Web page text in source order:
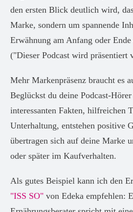
den ersten Blick deutlich wird,
Marke, sondern um spannende
Erwähnung am Anfang oder Ende
("Dieser Podcast wird
Mehr Markenpräsenz braucht es
Beglückst du deine Podcast-
interessanten Fakten, hilfreichen
Unterhaltung, entstehen positive
übertragen sich auf deine Marke
oder später im Kaufverhalten.
Als gutes Beispiel kann ich den
"ISS SO" von Edeka empfehlen: